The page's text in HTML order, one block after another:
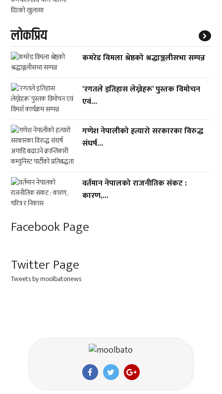
लाेकप्रिय
कमरेड विमला श्रेष्ठको श्रद्धाञ्जलीसभा सम्पन्न
‘रगतले इतिहास लेख्नेहरू’ पुस्तक विमोचन
एवं...
गणेश नेपालीको हत्यारो सरकारका विरुद्ध
संघर्ष...
वर्तमान नेपालको राजनीतिक संकट :
कारण,...
Facebook Page
Twitter Page
Tweets by moolbatonews